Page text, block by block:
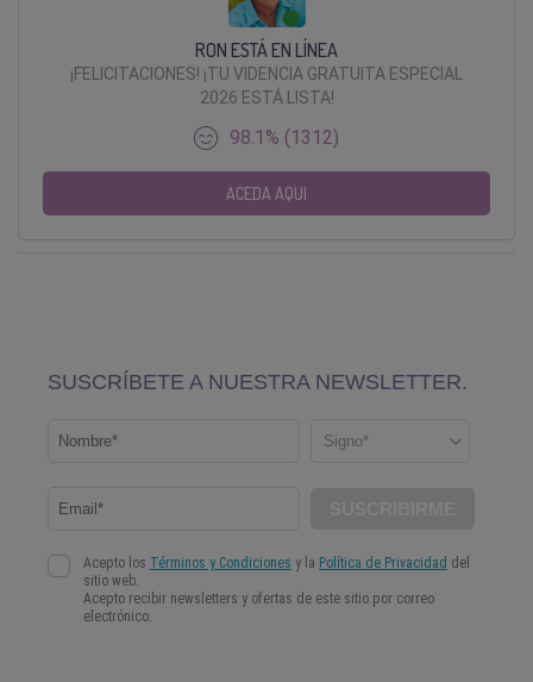
RON ESTÁ EN LÍNEA
¡FELICITACIONES! ¡TU VIDENCIA GRATUITA ESPECIAL
2026 ESTÁ LISTA!
98.1% (1312)
ACEDA AQUI